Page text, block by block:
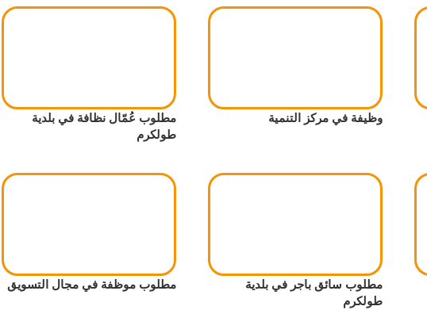
وظيفة في مركز التنمية
مطلوب عُمّال نظافة في بلدية
طولكرم
مطلوب سائق باجر في بلدية
طولكرم
مطلوب موظفة في مجال التسويق